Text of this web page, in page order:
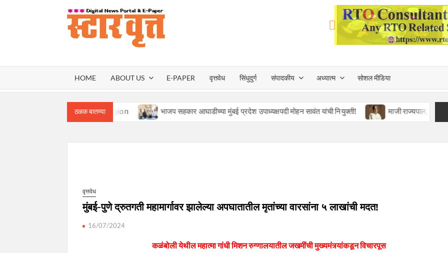
STAR
VRUTTA
HOME ABOUT US E-PAPER वृत्तवेध सिंधुदुर्ग संपादकीय अध्यात्म सोशल मीडिया
ठळक बातम्या
for Mumbai Region भाजप सहकार आघाडीच्या मुंबई प्रदेश उपाध्यक्षपदी मोहन सावंत यांची नियुक्ती! माजी राज्यपाल, पद्मश्री डॉ.
वृत्तवेध
मुंबई-पुणे द्रुतगती महामार्गावर झालेल्या अपघातातील मृतांच्या वारसांना ५ लाखांची मदत!
16/07/2024
कळंबोली येथील महात्मा गांधी मिशन रुग्णालयातील जखमींची मुख्यमंत्र्यांकडून विचारपूस